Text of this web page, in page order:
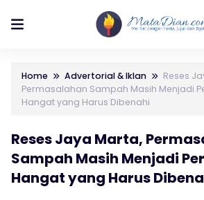
Home Advertorial & Iklan
Reses
Permasalahan Sampah Masih Menjadi
Hangat yang Harus Dibenahi
Reses Jaya Marta,
Sampah Masih Menjadi
Hangat yang Harus